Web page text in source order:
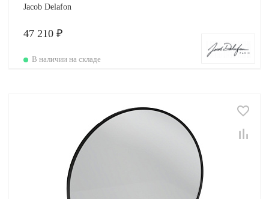
Jacob Delafon
47 210 ₽
В наличии на складе